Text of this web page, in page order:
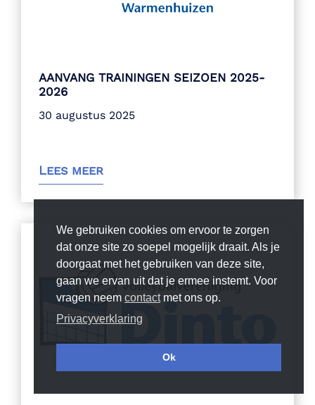
AANVANG TRAININGEN SEIZOEN 2025-
2026
30 augustus 2025
Lees meer
We gebruiken cookies om ervoor te zorgen
dat onze site zo soepel mogelijk draait. Als je
doorgaat met het gebruiken van deze site,
gaan we ervan uit dat je ermee instemt. Voor
vragen neem contactmet ons op.
Privacyverklaring
Ok